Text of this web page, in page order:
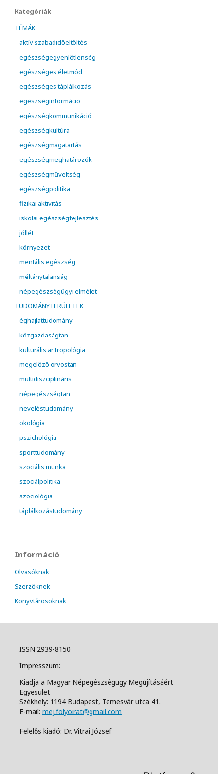
Kategóriák
TÉMÁK
aktív szabadidőeltöltés
egészségegyenlőtlenség
egészséges életmód
egészséges táplálkozás
egészséginformáció
egészségkommunikáció
egészségkultúra
egészségmagatartás
egészségmeghatározók
egészségműveltség
egészségpolitika
fizikai aktivitás
iskolai egészségfejlesztés
jóllét
környezet
mentális egészség
méltánytalanság
népegészségügyi elmélet
TUDOMÁNYTERÜLETEK
éghajlattudomány
közgazdaságtan
kulturális antropológia
megelőző orvostan
multidiszciplináris
népegészségtan
neveléstudomány
ökológia
pszichológia
sporttudomány
szociális munka
szociálpolitika
szociológia
táplálkozástudomány
Információ
Olvasóknak
Szerzőknek
Könyvtárosoknak
ISSN 2939-8150
Impresszum:
Kiadja a Magyar Népegészségügy Megújításáért
Egyesület
Székhely: 1194 Budapest, Temesvár utca 41.
E-mail: mej.folyoirat@gmail.com
Felelős kiadó: Dr. Vitrai József